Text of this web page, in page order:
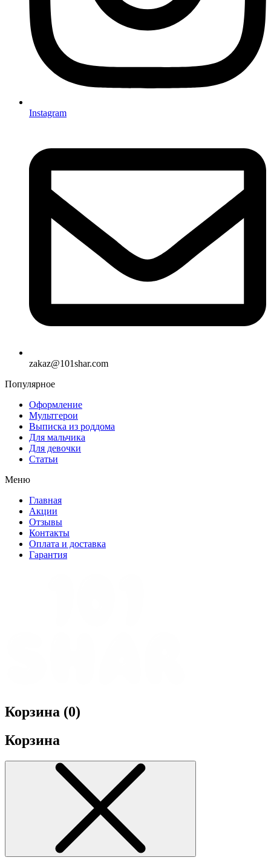
Instagram
zakaz@101shar.com
Популярное
Оформление
Мультгерои
Выписка из роддома
Для мальчика
Для девочки
Статьи
Меню
Главная
Акции
Отзывы
Контакты
Оплата и доставка
Гарантия
Корзина (0)
Корзина